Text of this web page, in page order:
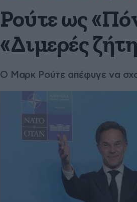
Ρούτε ως
«Διμερές
Ο Μαρκ Ρούτε απέφυγε να